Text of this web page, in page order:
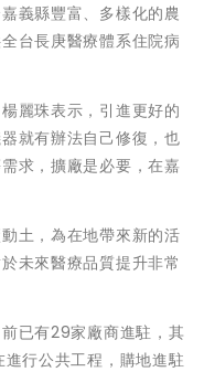
義縣豐富、多樣化的農
台長庚醫療體系住院病
麗珠表示，引進更好的
就有辦法自己修復，也
求，擴廠是必要，在嘉
土，為在地帶來新的活
未來醫療品質提升非常
已有29家廠商進駐，其
行公共工程，購地進駐